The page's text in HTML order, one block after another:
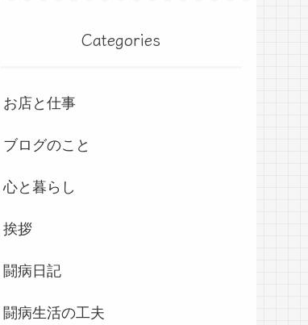
Categories
お店と仕事
ブログのこと
心と暮らし
挨拶
闘病日記
闘病生活の工夫